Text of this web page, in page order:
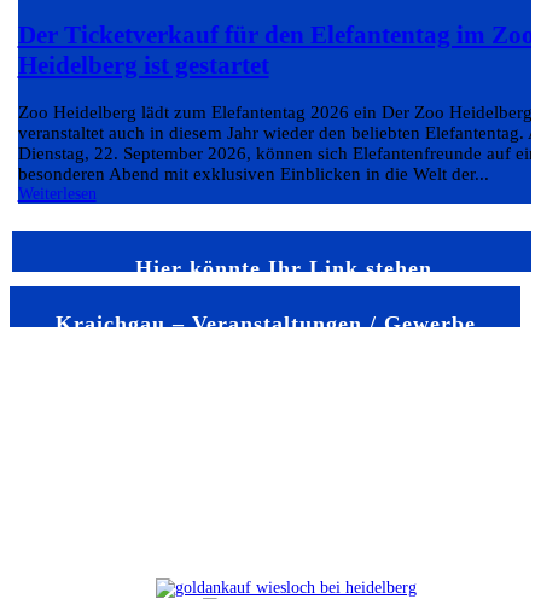
Der Ticketverkauf für den Elefantentag im Zoo
Heidelberg ist gestartet
Zoo Heidelberg lädt zum Elefantentag 2026 ein Der Zoo Heidelberg
veranstaltet auch in diesem Jahr wieder den beliebten Elefantentag.
Dienstag, 22. September 2026, können sich Elefantenfreunde auf
besonderen Abend mit exklusiven Einblicken in die Welt der...
Weiterlesen
Hier könnte Ihr Link stehen
Kraichgau – Veranstaltungen / Gewerbe